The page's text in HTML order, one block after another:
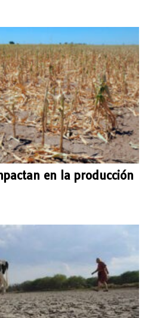
en la producción